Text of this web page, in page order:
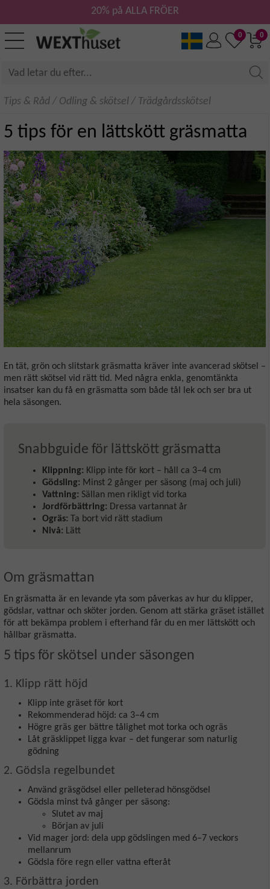
0
0
20% på ALLA FRÖER
Tips & Råd / Odling & skötsel / Trädgårdsskötsel
5 tips för en lättskött gräsmatta
En tät, grön och slitstark gräsmatta kräver inte avancerad skötsel –
men rätt skötsel vid rätt tid. Med några enkla, genomtänkta
insatser kan du få en gräsmatta som både tål lek och ser bra ut
hela säsongen.
Snabbguide för lättskött gräsmatta
Klippning: Klipp inte för kort – håll ca 3–4 cm
Gödsling: Minst 2 gånger per säsong (maj och juli)
Vattning: Sällan men rikligt vid torka
Jordförbättring: Dressa vartannat år
Ogräs: Ta bort vid rätt stadium
Nivå: Lätt
Om gräsmattan
En gräsmatta är en levande yta som påverkas av hur du klipper,
gödslar, vattnar och sköter jorden. Genom att stärka gräset istället
för att bekämpa problem i efterhand får du en mer lättskött och
hållbar gräsmatta.
5 tips för skötsel under säsongen
1. Klipp rätt höjd
Klipp inte gräset för kort
Rekommenderad höjd: ca 3–4 cm
Högre gräs ger bättre tålighet mot torka och ogräs
Låt gräsklippet ligga kvar – det fungerar som naturlig
gödning
2. Gödsla regelbundet
Använd gräsgödsel eller pelleterad hönsgödsel
Gödsla minst två gånger per säsong:
Slutet av maj
Början av juli
Vid mager jord: dela upp gödslingen med 6–7 veckors
mellanrum
Gödsla före regn eller vattna efteråt
3. Förbättra jorden